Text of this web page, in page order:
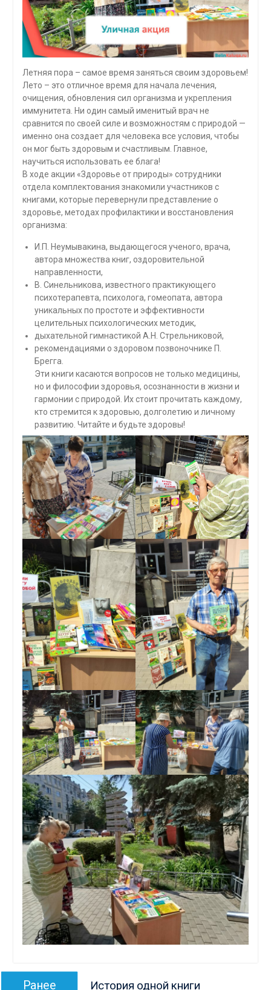
Летняя пора – самое время заняться своим здоровьем!
Лето – это отличное время для начала лечения,
очищения, обновления сил организма и укрепления
иммунитета. Ни один самый именитый врач не
сравнится по своей силе и возможностям с природой —
именно она создает для человека все условия, чтобы
он мог быть здоровым и счастливым. Главное,
научиться использовать ее блага!
В ходе акции «Здоровье от природы» сотрудники
отдела комплектования знакомили участников с
книгами, которые перевернули представление о
здоровье, методах профилактики и восстановления
организма:
И.П. Неумывакина, выдающегося ученого, врача,
автора множества книг, оздоровительной
направленности,
В. Синельникова, известного практикующего
психотерапевта, психолога, гомеопата, автора
уникальных по простоте и эффективности
целительных психологических методик,
дыхательной гимнастикой А.Н. Стрельниковой,
рекомендациями о здоровом позвоночнике П.
Брегга.
Эти книги касаются вопросов не только медицины,
но и философии здоровья, осознанности в жизни и
гармонии с природой. Их стоит прочитать каждому,
кто стремится к здоровью, долголетию и личному
развитию. Читайте и будьте здоровы!
Навигация
Ранее История одной книги